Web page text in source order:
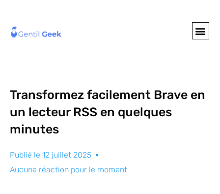
Transformez facilement Brave en
un lecteur RSS en quelques
minutes
Publié le 12 juillet 2025
Aucune réaction pour le moment